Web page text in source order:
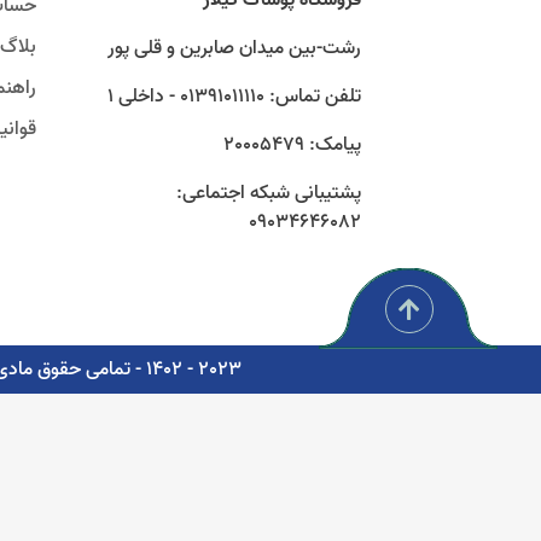
رشت-بین میدان صابرین و قلی پور
تلفن تماس: 01391011110 - داخلی 1
پیامک: 20005479
پشتیبانی شبکه اجتماعی:
09034646082
بلاگ
2023 - 1402 - تمامی حقوق مادی و معنوی برای شرکت پوشاک سبز گستر گیلار محفوظ است. - مشاوره، پشتیبانی و طراحی اتوماسیون دیجیتال: